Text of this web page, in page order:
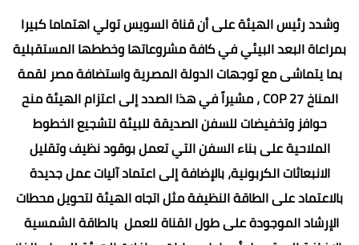
وشدد رئيس الهيئة على أن قناة السويس تولي اهتماما كبيرا
بمراعاة البعد البيئي في كافة مشروعاتها وخططها المستقبلية
بما يتماشى مع توجهات الدولة المصرية واستضافة مصر لقمة
المناخ COP 27 ، مشيراً في هذا الصدد إلى اعتزام الهيئة منح
حوافز وتخفيضات للسفن الصديقة للبيئة لتشجيع الخطوط
الملاحية على بناء السفن التي تعمل بوقود نظيف وتقليل
الانبعاثات الكربونية، بالإضافة إلى اعتماد آليات عمل جديدة
بالاعتماد على الطاقة النظيفة مثل اتجاه الهيئة لتحويل محطات
الإرشاد الموجودة على طول القناة للعمل بالطاقة الشمسية